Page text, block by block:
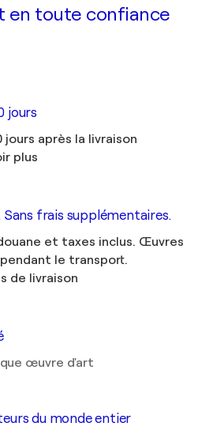
en toute confiance
jours
après la livraison
plus
frais supplémentaires.
et taxes inclus. Œuvres
le transport.
de livraison
œuvre d'art
du monde entier